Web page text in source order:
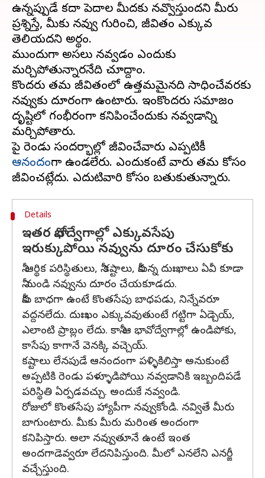
ఉన్నప్పుడే కదా పెదాల మీదకు నవ్వొస్తుందని మీరు
ప్రశ్నిస్తే, మీకు నవ్వు గురించి, జీవితం ఎక్కువ
తెలియదని అర్థం.
ముందుగా అసలు నవ్వడం ఎందుకు
మర్చిపోతున్నారనేది చూద్దాం.
కొందరు తమ జీవితంలో ఉత్తమమైనది సాధించేవరకు
నవ్వుకు దూరంగా ఉంటారు. ఇంకొందరు సమాజం
దృష్టిలో గంభీరంగా కనిపించేందుకు నవ్వడాన్ని
మర్చిపోతారు.
పై రెండు సందర్భాల్లో జీవించేవారు ఎప్పటికీ
ఆనందంగా ఉండలేరు. ఎందుకంటే వారు తమ కోసం
Details
ఇతర భావోద్వేగాల్లో ఎక్కువసేపు
ఇరుక్కుపోయి నవ్వును దూరం చేసుకోకు
నీ ఆర్థిక పరిస్థితులు, నీ కష్టాలు, నీకున్న దుఃఖాలు ఏవీ కూడా
నీ నుండి నవ్వును దూరం చేయకూడదు.
నీకు బాధగా ఉంటే కొంతసేపు బాధపడు, నిన్నేవరూ
వద్దనలేదు. దుఃఖం ఎక్కువవుతుంటే గట్టిగా ఏడ్చెయ్,
ఎలాంటి ప్రాబ్లం లేదు. కానీ ఆ భావోద్వేగాల్లో ఉండిపోకు,
కాసేపు కాగానే వెనక్కి వచ్చెయ్.
కష్టాలు లేనపుడే ఆనందంగా పళ్ళికిలిస్తా అనుకుంటే
అప్పటికి రెండు పళ్ళూడిపోయి నవ్వడానికి ఇబ్బందిపడే
పరిస్థితి ఏర్పడవచ్చు. అందుకే నవ్వండి.
రోజులో కొంతసేపు హ్యాపీగా నవ్వుకోండి. నవ్వితే మీరు
బాగుంటారు. మీకు మీరు మరింత అందంగా
కనిపిస్తారు. అలా నవ్వుతూనే ఉంటే ఇంత
అందగాడెవ్వరూ లేదనిపిస్తుంది. మీలో ఎనలేని ఎనర్జీ
వచ్చేస్తుంది.